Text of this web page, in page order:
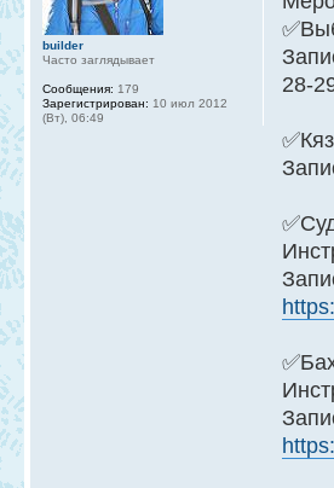
28-
builder
Часто заглядывает
Сообщения: 179
Зарегистрирован: 10 июл 2012
(Вт), 06:49